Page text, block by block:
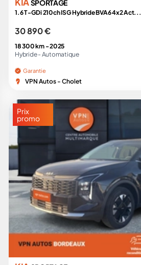
SPORTAGE
1.6 T-GDi 210ch ISG Hybride BVA6 4x2 Act...
30 890 €
18 300 km -2025
Hybride - Automatique
Garantie
VPN Autos - Cholet
Prix
promo